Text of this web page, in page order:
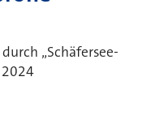
„Schäfersee-